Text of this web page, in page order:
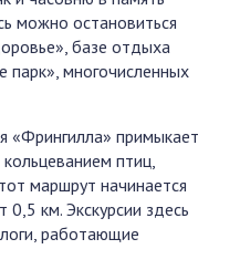
можно остановиться
базе отдыха
парк», многочисленных
«Фрингилла» примыкает
птиц,
маршрут начинается
0,5 км. Экскурсии здесь
работающие